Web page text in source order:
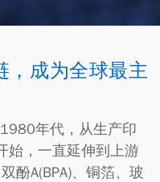
，成为全球最主
年代，从生产印
始，一直延伸到上游
酚A(BPA)、铜箔、玻